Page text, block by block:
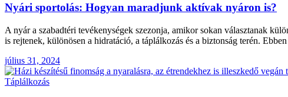
Nyári sportolás: Hogyan maradjunk aktívak nyáron is?
A nyár a szabadtéri tevékenységek szezonja, amikor sokan választanak
is rejtenek, különösen a hidratáció, a táplálkozás és a biztonság terén.
július 31, 2024
Táplálkozás